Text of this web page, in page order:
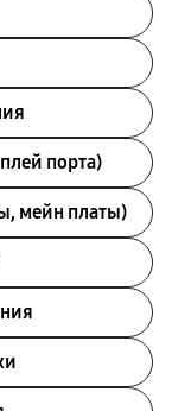
порта)
мейн платы)